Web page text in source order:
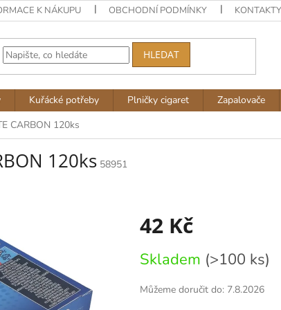
K NÁKUPU OBCHODNÍ PODMÍNKY KONTAKTY
HLEDAT
Kuřácké potřeby Plničky cigaret Zapalovače
CARBON 120ks
120ks 58951
42 Kč
cena:
Skladem (>100 ks)
Můžeme doručit do: 7.8.2026